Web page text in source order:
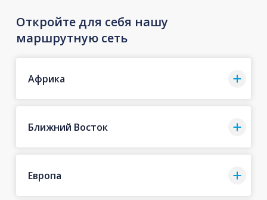
Откройте для себя нашу
маршрутную сеть
Африка
Ближний Восток
Европа